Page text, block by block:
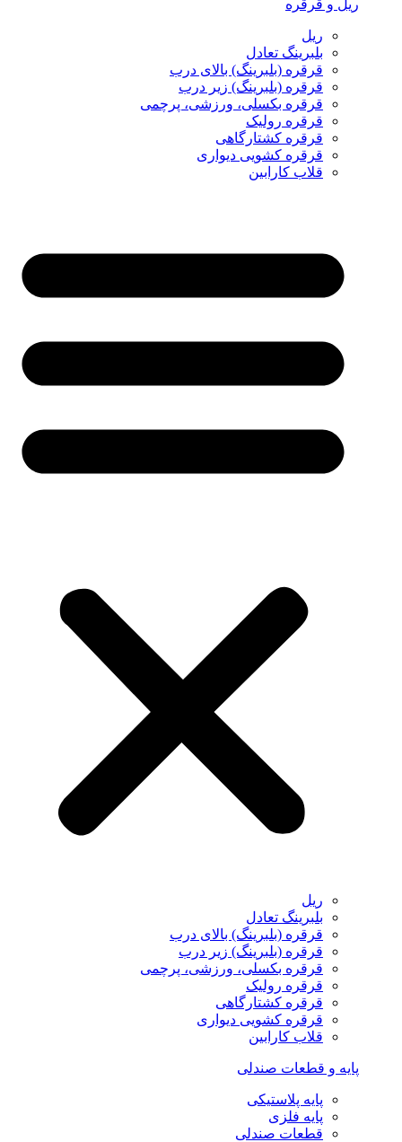
ریل و قرقره
ریل
بلبرینگ تعادل
قرقره (بلبرینگ) بالای درب
قرقره (بلبرینگ) زیر درب
قرقره بکسلی، ورزشی، پرچمی
قرقره رولیک
قرقره کشتارگاهی
قرقره کشویی دیواری
قلاب کارابین
ریل
بلبرینگ تعادل
قرقره (بلبرینگ) بالای درب
قرقره (بلبرینگ) زیر درب
قرقره بکسلی، ورزشی، پرچمی
قرقره رولیک
قرقره کشتارگاهی
قرقره کشویی دیواری
قلاب کارابین
پایه و قطعات صندلی
پایه پلاستیکی
پایه فلزی
قطعات صندلی